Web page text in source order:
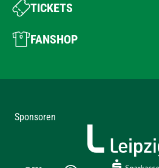
TICKETS
FANSHOP
Sponsoren